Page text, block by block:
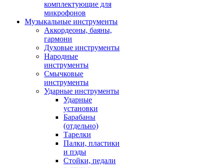
комплектующие для
микрофонов
Музыкальные инструменты
Аккордеоны, баяны,
гармони
Духовые инструменты
Народные
инструменты
Смычковые
инструменты
Ударные инструменты
Ударные
установки
Барабаны
(отдельно)
Тарелки
Палки, пластики
и пэды
Стойки, педали